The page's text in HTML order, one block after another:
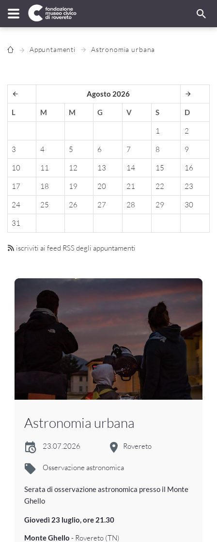
Appuntamenti Astronomia urbana
Agosto 2026
L M M G V S D
1
2
3
4 5 6 7 8
9
10
11 12 13 14 15
16
17
18 19 20 21 22
23
24
25 26 27 28 29
30
31
iscriviti ai feed RSS degli appuntamenti
Astronomia urbana
23.07.2026 Rovereto
Osservazione astronomica
Serata di osservazione astronomica presso il Monte
Ghello
Giovedì 23 luglio, ore 21.30
Monte Ghello - Rovereto (TN)